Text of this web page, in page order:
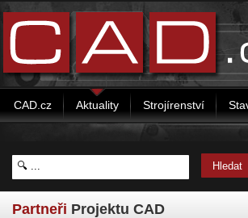
CAD.cz Aktuality Strojírenství
Partneři Projektu CAD